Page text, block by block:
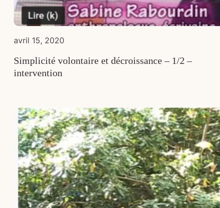
avril 15, 2020
Simplicité volontaire et décroissance – 1/2 –
intervention